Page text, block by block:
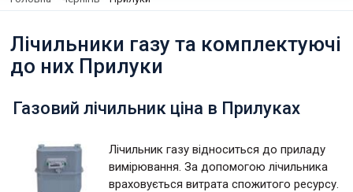
Лічильники газу та комплектуючі
до них Прилуки
Газовий лічильник ціна в Прилуках
Лічильник газу відноситься до приладу
вимірювання. За допомогою лічильника
враховується витрата спожитого ресурсу.